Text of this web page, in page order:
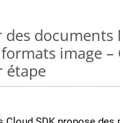
documents
image –
étape